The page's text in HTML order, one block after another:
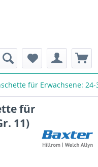
für Erwachsene: 24-
für
11)